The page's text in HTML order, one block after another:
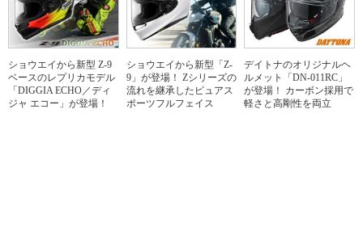
ショウエイから新型 Z-9
ベースのレプリカモデル
「DIGGIA ECHO／ディ
ジャ エコー」が登場！
ショウエイから新型「Z-
9」が登場！ Zシリーズの
流れを継承したピュアス
ポーツフルフェイス
デイトナのオリジナルヘ
ルメット「DN-011RC」
が登場！ カーボン採用で
軽さと高剛性を両立